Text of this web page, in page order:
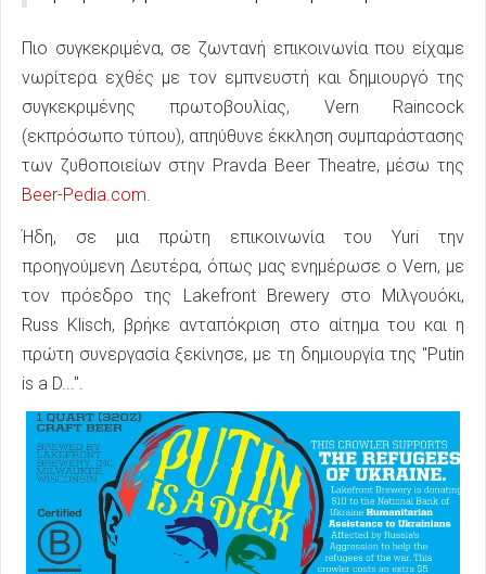
Πιο συγκεκριμένα, σε ζωντανή επικοινωνία που είχαμε
νωρίτερα εχθές με τον εμπνευστή και δημιουργό της
συγκεκριμένης πρωτοβουλίας, Vern Raincock
(εκπρόσωπο τύπου), απηύθυνε έκκληση συμπαράστασης
των ζυθοποιείων στην Pravda Beer Theatre, μέσω της
Beer-Pedia.com.
Ήδη, σε μια πρώτη επικοινωνία του Yuri την
προηγούμενη Δευτέρα, όπως μας ενημέρωσε ο Vern, με
τον πρόεδρο της Lakefront Brewery στο Μιλγουόκι,
Russ Klisch, βρήκε ανταπόκριση στο αίτημα του και η
πρώτη συνεργασία ξεκίνησε, με τη δημιουργία της "Putin
is a D...".